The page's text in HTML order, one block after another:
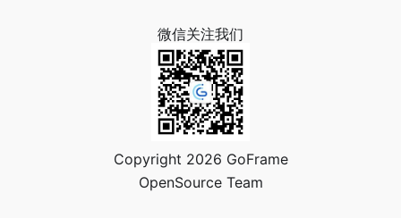
微信关注我们
Copyright 2026 GoFrame
OpenSource Team